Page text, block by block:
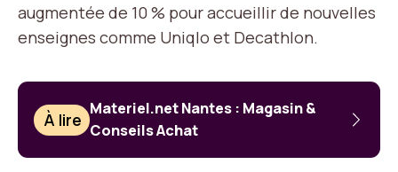
augmentée de 10 % pour accueillir de nouvelles
enseignes comme Uniqlo et Decathlon.
À lire
Materiel.net Nantes : Magasin &
Conseils Achat